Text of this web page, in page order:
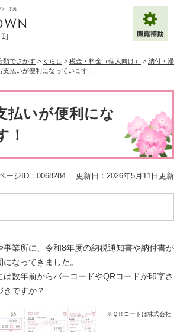
標準 拡大
白 黒 青
English・中文・한글）
類でさがす > くらし > 税金・料金（個人向け） > 納付・滞
支払いが便利になっています！
払いが便利にな
！
ージID：0068284 更新日：2026年5月11日更新
業所に、令和8年度の納税通知書や納付書が
なってきました。
数年前からバーコードやQRコードが印字さ
きですか？
※ＱＲコードは株式会社